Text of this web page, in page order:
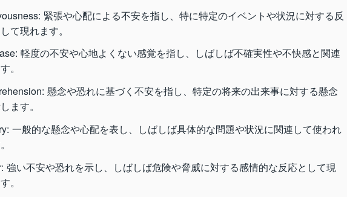
緊張や心配による不安を指し、特に特定のイベントや状況に対する反
て現れます。
軽度の不安や心地よくない感覚を指し、しばしば不確実性や不快感と関連
。
懸念や恐れに基づく不安を指し、特定の将来の出来事に対する懸念
ます。
一般的な懸念や心配を表し、しばしば具体的な問題や状況に関連して使われ
強い不安や恐れを示し、しばしば危険や脅威に対する感情的な反応として現
。